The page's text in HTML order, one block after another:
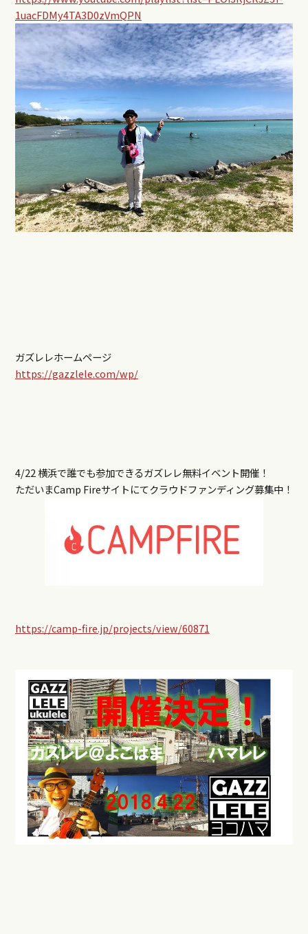
1uacFDMy4TA3D0zVmQPN
ガズレレホームページ
https://gazzlele.com/wp/
4/22 横浜で誰でも参加できるガズレレ無料イベント開催！
ただいまCamp Fireサイトにてクラウドファンディング募集中！
https://camp-fire.jp/projects/view/60871